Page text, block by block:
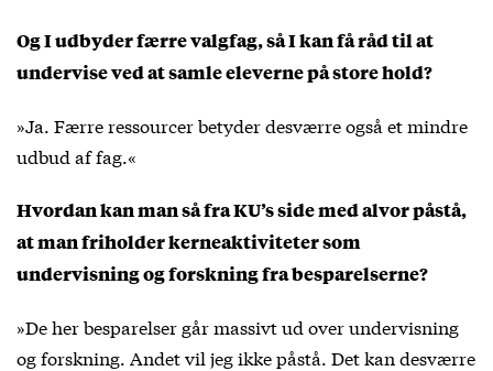
Og I udbyder færre valgfag, så I kan få råd til at
undervise ved at samle eleverne på store hold?
»Ja. Færre ressourcer betyder desværre også et mindre
udbud af fag.«
Hvordan kan man så fra KU’s side med alvor påstå,
at man friholder kerneaktiviteter som
undervisning og forskning fra besparelserne?
»De her besparelser går massivt ud over undervisning
og forskning. Andet vil jeg ikke påstå. Det kan desværre